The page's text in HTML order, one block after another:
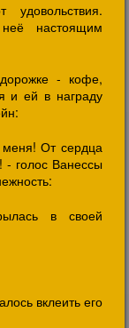
настоящим
- кофе,
и ей в награду
От сердца
- голос Ванессы
в своей
вклеить его